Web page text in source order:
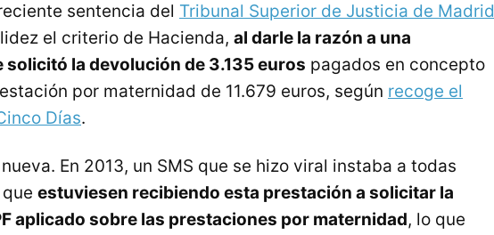
sentencia del Tribunal Superior de Justicia de Madrid
el criterio de Hacienda, al darle la razón a una
la devolución de 3.135 euros pagados en concepto
por maternidad de 11.679 euros, según recoge el
Días.
En 2013, un SMS que se hizo viral instaba a todas
estuviesen recibiendo esta prestación a solicitar la
aplicado sobre las prestaciones por maternidad, lo que